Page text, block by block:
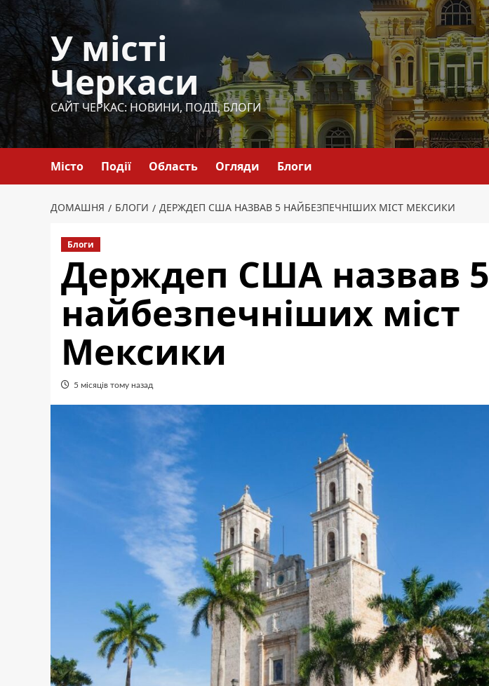
Перейти
до
вмісту
У місті
Черкаси
САЙТ ЧЕРКАС: НОВИНИ, ПОДІЇ, БЛОГИ
Місто Події Область Огляди Блоги
ДОМАШНЯ БЛОГИ ДЕРЖДЕП США НАЗВАВ 5 НАЙБЕЗПЕЧНІШИХ МІСТ МЕКСИКИ
Блоги
Держдеп США назвав 5
найбезпечніших міст
Мексики
5 місяців тому назад